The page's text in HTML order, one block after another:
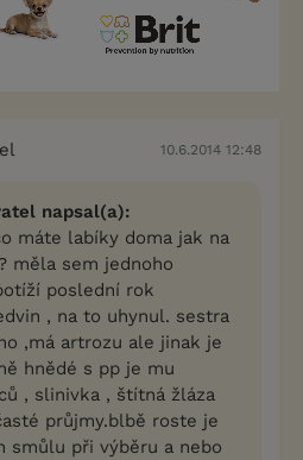
10.6.2014 12:48
napsal(a):
máte labíky doma jak na
měla sem jednoho
poslední rok
, na to uhynul. sestra
,má artrozu ale jinak je
hnědé s pp je mu
, slinivka , štítná žláza
průjmy.blbě roste je
smůlu při výběru a nebo